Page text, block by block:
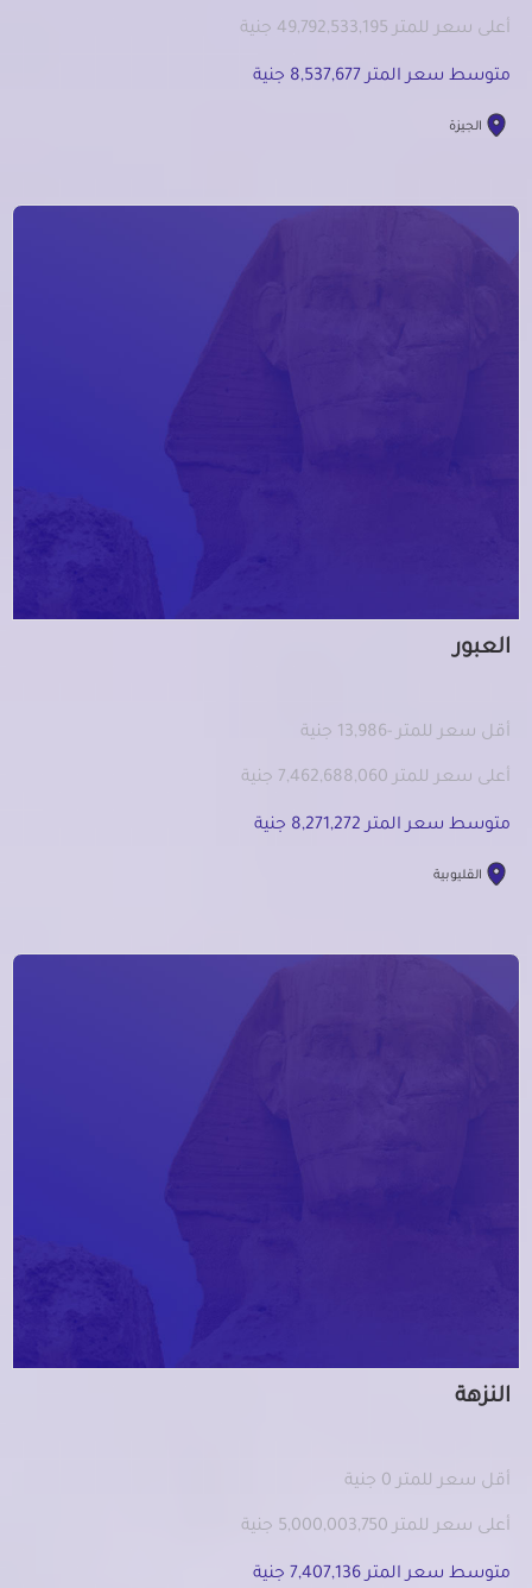
أعلى سعر للمتر 49,792,533,195 جنية
متوسط سعر المتر 8,537,677 جنية
الجيزة
العبور
أقل سعر للمتر -13,986 جنية
أعلى سعر للمتر 7,462,688,060 جنية
متوسط سعر المتر 8,271,272 جنية
القليوبية
النزهة
أقل سعر للمتر 0 جنية
أعلى سعر للمتر 5,000,003,750 جنية
متوسط سعر المتر 7,407,136 جنية